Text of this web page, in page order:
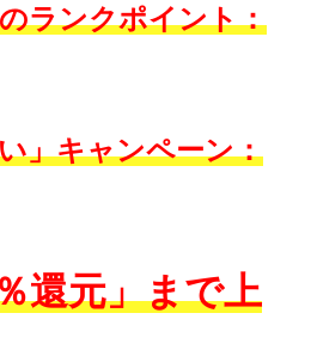
ランクポイント：
」キャンペーン：
還元」まで上